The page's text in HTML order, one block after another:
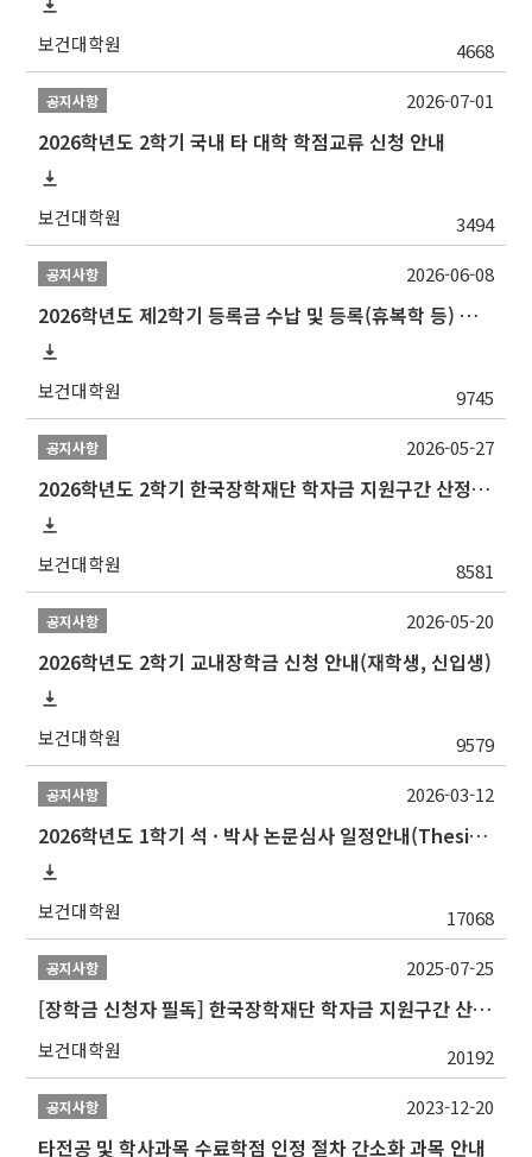
보건대학원 4668
공지사항
2026학년도 2학기 국내 타 대학 학점교류 신청 안내
보건대학원 3494
2026-07-01
공지사항
2026학년도 제2학기 등록금 수납 및 등록(휴복학 등) 일정 안내
보건대학원 9745
2026-06-08
공지사항
2026학년도 2학기 한국장학재단 학자금 지원구간 산정 신청 안내
보건대학원 8581
2026-05-27
공지사항
2026학년도 2학기 교내장학금 신청 안내(재학생, 신입생)
보건대학원 9579
2026-05-20
공지사항
2026학년도 1학기 석 · 박사 논문심사 일정안내(Thesis Defense Schedules)
보건대학원 17068
2026-03-12
공지사항
[장학금 신청자 필독] 한국장학재단 학자금 지원구간 산정 권고
보건대학원 20192
2025-07-25
공지사항
타전공 및 학사과목 수료학점 인정 절차 간소화 과목 안내
2023-12-20